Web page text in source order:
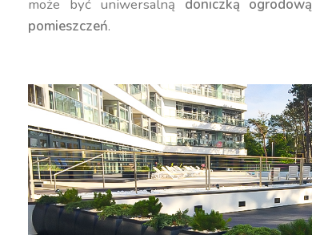
może być uniwersalną doniczką ogrodową
pomieszczeń.